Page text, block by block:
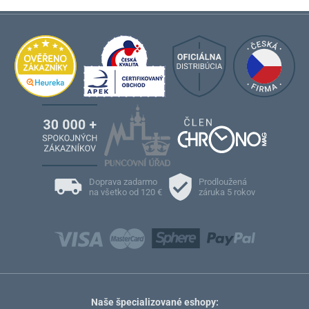
Doprava zadarmo
na všetko od 120 €
Prodloužená
záruka 5 rokov
Naše špecializované eshopy: